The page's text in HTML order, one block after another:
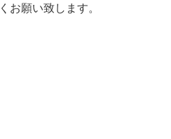
お願い致します。